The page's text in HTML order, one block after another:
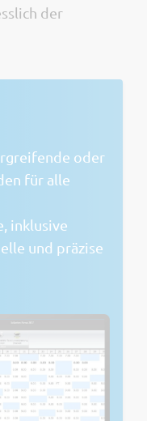
der
oder
für alle
inklusive
und präzise